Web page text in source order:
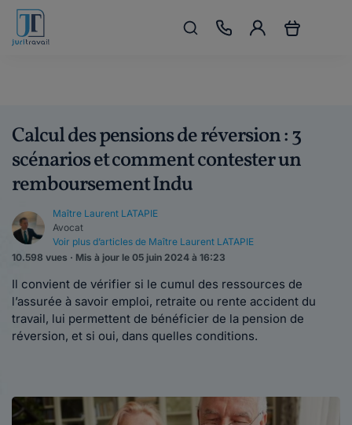
Calcul des pensions de réversion : 3
scénarios et comment contester un
remboursement Indu
Maître Laurent LATAPIE
Avocat
Voir plus d’articles de Maître Laurent LATAPIE
10.598 vues · Mis à jour le 05 juin 2024 à 16:23
Il convient de vérifier si le cumul des ressources de
l’assurée à savoir emploi, retraite ou rente accident du
travail, lui permettent de bénéficier de la pension de
réversion, et si oui, dans quelles conditions.